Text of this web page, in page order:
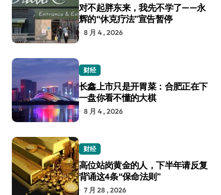
对不起胖东来，我先不学了——永
辉的“休克疗法”宣告暂停
8 月 4 , 2026
财经
长鑫上市只是开胃菜：合肥正在下
一盘你看不懂的大棋
8 月 4 , 2026
财经
高位站岗黄金的人，下半年请反复
背诵这4条“保命法则”
7 月 28 , 2026